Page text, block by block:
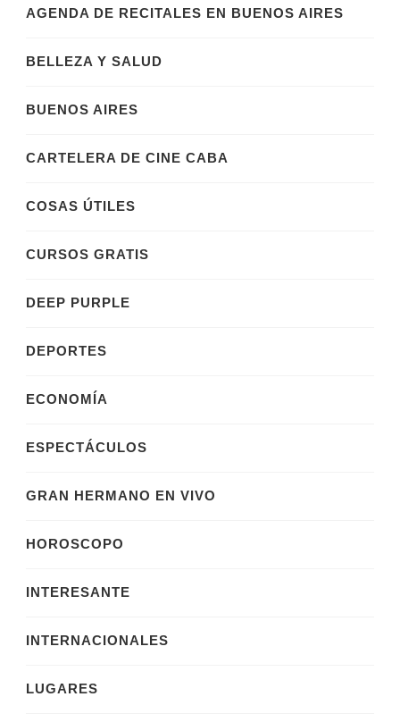
AGENDA DE RECITALES EN BUENOS AIRES
BELLEZA Y SALUD
BUENOS AIRES
CARTELERA DE CINE CABA
COSAS ÚTILES
CURSOS GRATIS
DEEP PURPLE
DEPORTES
ECONOMÍA
ESPECTÁCULOS
GRAN HERMANO EN VIVO
HOROSCOPO
INTERESANTE
INTERNACIONALES
LUGARES